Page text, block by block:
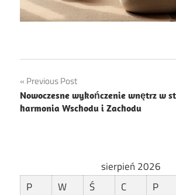
Nawigacja
wpisu
Previous Post
Nowoczesne wykończenie wnętrz w
harmonia Wschodu i Zachodu
sierpień 2026
P
W Ś C P